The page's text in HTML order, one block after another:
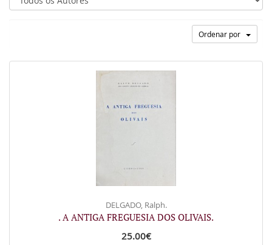
Ordenar por
DELGADO, Ralph.
. A ANTIGA FREGUESIA DOS OLIVAIS.
25.00€